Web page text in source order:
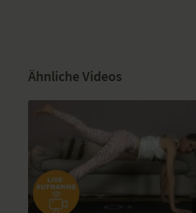
Ähnliche Videos